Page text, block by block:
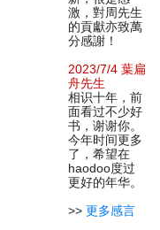
激，對周先生
的貢獻亦致萬
分感謝！
2023/7/4 葉扁
舟先生
相识十年，前
面看过不少好
书，谢谢你。
今年时间更多
了，希望在
haodoo度过
更好的年华。
>> 更多感言